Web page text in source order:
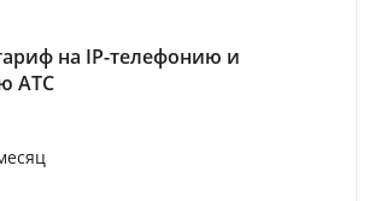
на IP-телефонию и
АТС